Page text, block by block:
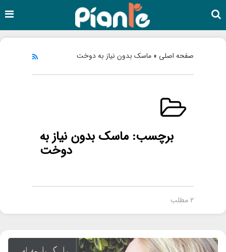
صفحه اصلی » ماسک بدون نیاز به دوخت
برچسب: ماسک بدون نیاز به
دوخت
2 مطلب